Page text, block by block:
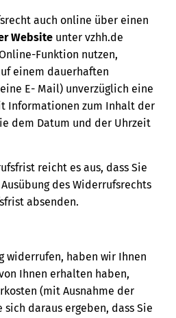
auch online über einen
Website unter vzhh.de
Funktion nutzen,
einem dauerhaften
E- Mail) unverzüglich eine
Informationen zum Inhalt der
dem Datum und der Uhrzeit
reicht es aus, dass Sie
des Widerrufsrechts
absenden.
widerrufen, haben wir Ihnen
Ihnen erhalten haben,
(mit Ausnahme der
daraus ergeben, dass Sie